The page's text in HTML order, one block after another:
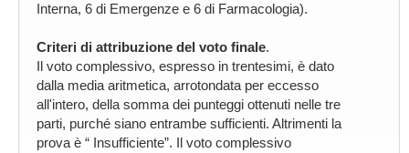
Interna, 6 di Emergenze e 6 di Farmacologia).
Criteri di attribuzione del voto finale.
Il voto complessivo, espresso in trentesimi, è dato
dalla media aritmetica, arrotondata per eccesso
all'intero, della somma dei punteggi ottenuti nelle tre
parti, purché siano entrambe sufficienti. Altrimenti la
prova è “ Insufficiente”. Il voto complessivo